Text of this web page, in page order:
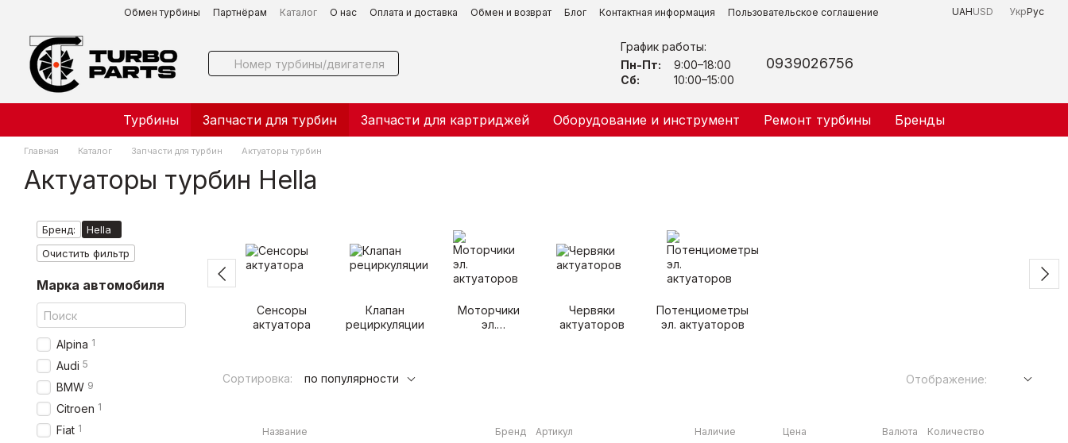
Перейти к основному контенту
Обмен турбины Партнёрам Каталог О нас Оплата и доставка Обмен и возврат Блог Контактная информация Пользовательское соглашение UAHUSD УкрРус
График работы:
Пн-Пт:
9:00–18:00
Сб:
10:00–15:00
0939026756
Турбины Запчасти для турбин Запчасти для картриджей Оборудование и инструмент Ремонт турбины Бренды
Главная Каталог Запчасти для турбин Актуаторы турбин
Актуаторы турбин Hella
Сенсоры
актуатора
Клапан
рециркуляции
Моторчики
эл.
Червяки
актуаторов
Потенциометры
эл. актуаторов
Сортировка: по популярности Отображение:
Название Бренд Артикул Наличие Цена Валюта Количество
Бренд:
Hella
Очистить фильтр
Марка автомобиля
Alpina 1
Audi 5
BMW 9
Citroen 1
Fiat 1